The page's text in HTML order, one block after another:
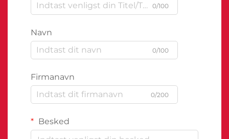
0/100
Navn
0/100
Firmanavn
0/200
Besked